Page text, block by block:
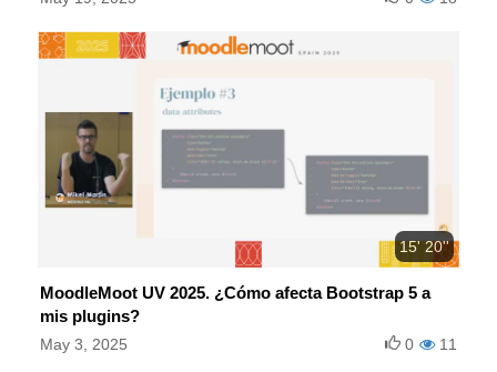
15' 20''
MoodleMoot UV 2025. ¿Cómo afecta Bootstrap 5 a
mis plugins?
May 3, 2025 11
0